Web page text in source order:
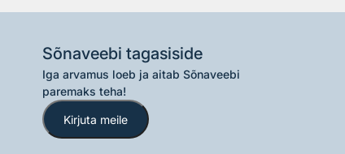
Sõnaveebi tagasiside
Iga arvamus loeb ja aitab Sõnaveebi
paremaks teha!
Kirjuta meile